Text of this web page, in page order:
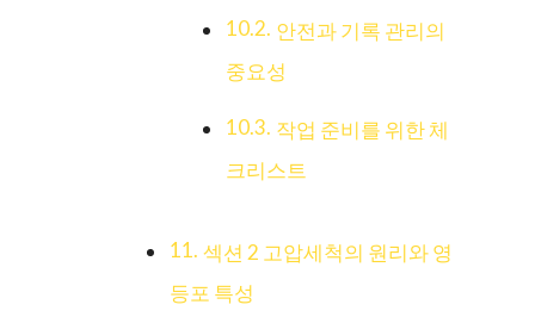
안전과 기록 관리의
중요성
작업 준비를 위한 체
크리스트
섹션 2 고압세척의 원리와 영
등포 특성